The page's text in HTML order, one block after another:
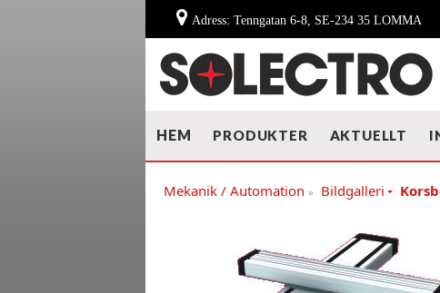
Adress: Tenngatan 6-8, SE-234 35 LOMMA
HEM PRODUKTER AKTUELLT
Mekanik / Automation » Bildgalleri